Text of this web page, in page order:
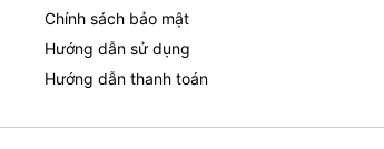
Chính sách bảo mật
Hướng dẫn sử dụng
Hướng dẫn thanh toán